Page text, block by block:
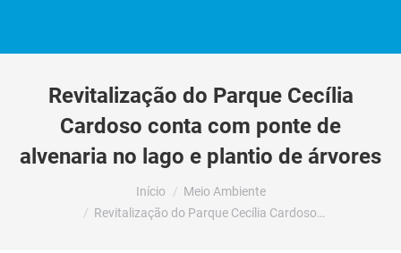
Revitalização do Parque Cecília
Cardoso conta com ponte de
alvenaria no lago e plantio de árvores
Início
Meio Ambiente
Revitalização do Parque Cecília Cardoso…